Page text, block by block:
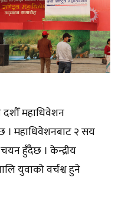
महाधिवेशन
महाधिवेशनबाट २ सय
हुँदैछ । केन्द्रीय
युवाको वर्चश्व हुने